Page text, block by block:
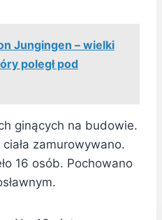
Jungingen – wielki
poległ pod
ginących na budowie.
ciała zamurowywano.
16 osób. Pochowano